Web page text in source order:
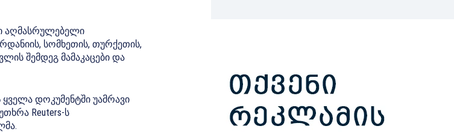
აღმასრულებელი
სომხეთის, თურქეთის,
შემდეგ მამაკაცები და
დოკუმენტში უამრავი
Reuters-ს